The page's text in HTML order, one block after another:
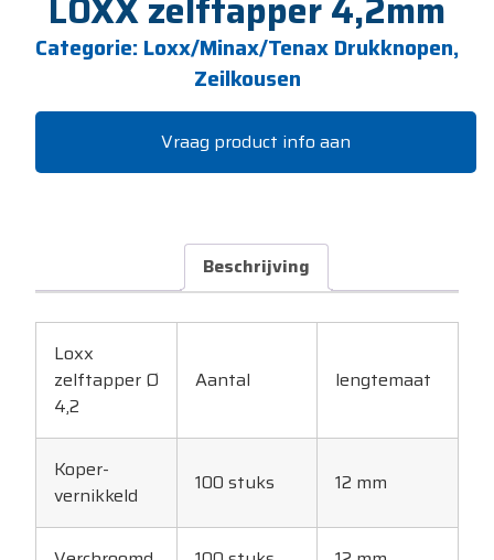
Categorie: Loxx/Minax/Tenax Drukknopen,
Zeilkousen
Vraag product info aan
Beschrijving
Loxx
zelftapper Ø
4,2
Aantal lengtemaat
Koper-
vernikkeld
100 stuks 12 mm